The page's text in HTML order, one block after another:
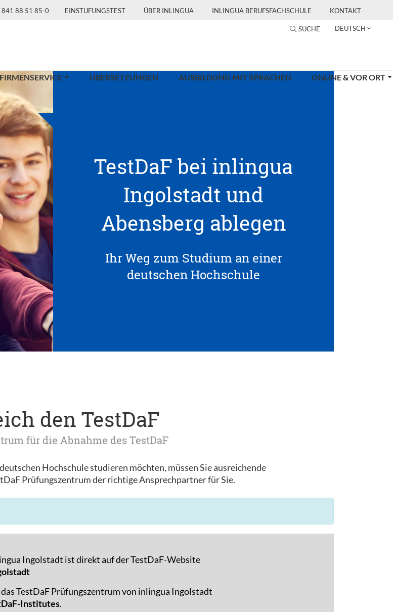
841 88 51 85-0 EINSTUFUNGSTEST ÜBER INLINGUA INLINGUA BERUFSFACHSCHULE KONTAKT
SUCHE DEUTSCH
FIRMENSERVICE ÜBERSETZUNGEN AUSBILDUNG MIT SPRACHEN ONLINE & VOR ORT
TestDaF bei inlingua
Ingolstadt und
Abensberg ablegen
Ihr Weg zum Studium an einer
deutschen Hochschule
den TestDaF
für die Abnahme des TestDaF
Hochschule studieren möchten, müssen Sie ausreichende
Prüfungszentrum der richtige Ansprechpartner für Sie.
Ingolstadt ist direkt auf der TestDaF-Website
TestDaF Prüfungszentrum von inlingua Ingolstadt
Institutes.